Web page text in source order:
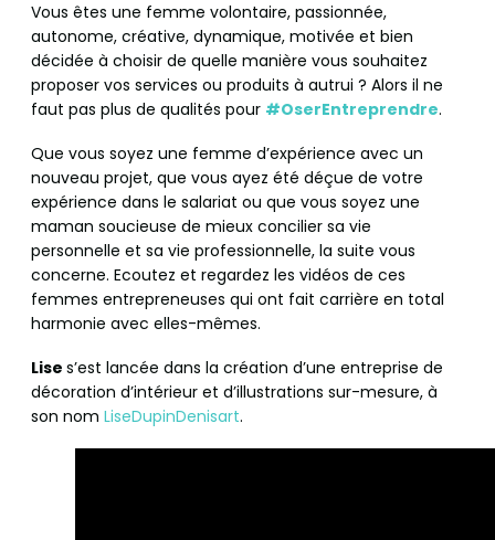
Vous êtes une femme volontaire, passionnée,
autonome, créative, dynamique, motivée et bien
décidée à choisir de quelle manière vous souhaitez
proposer vos services ou produits à autrui ? Alors il ne
faut pas plus de qualités pour #OserEntreprendre.
Que vous soyez une femme d’expérience avec un
nouveau projet, que vous ayez été déçue de votre
expérience dans le salariat ou que vous soyez une
maman soucieuse de mieux concilier sa vie
personnelle et sa vie professionnelle, la suite vous
concerne. Ecoutez et regardez les vidéos de ces
femmes entrepreneuses qui ont fait carrière en total
harmonie avec elles-mêmes.
Lise s’est lancée dans la création d’une entreprise de
décoration d’intérieur et d’illustrations sur-mesure, à
son nom LiseDupinDenisart.